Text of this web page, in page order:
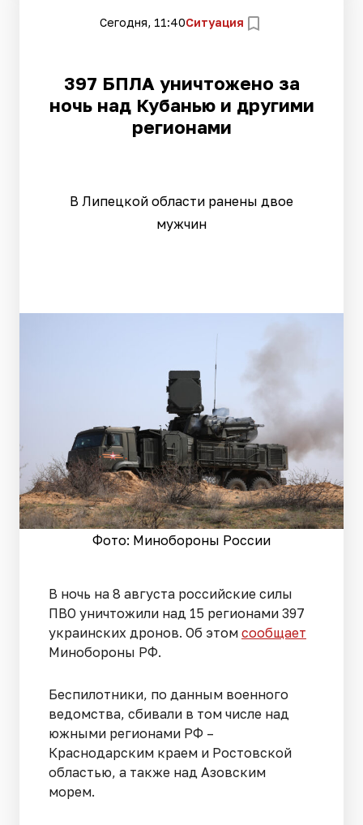
Сегодня, 11:40Ситуация
397 БПЛА уничтожено за
ночь над Кубанью и другими
регионами
В Липецкой области ранены двое
мужчин
Фото: Минобороны России
В ночь на 8 августа российские силы
ПВО уничтожили над 15 регионами 397
украинских дронов. Об этом сообщает
Минобороны РФ.
Беспилотники, по данным военного
ведомства, сбивали в том числе над
южными регионами РФ –
Краснодарским краем и Ростовской
областью, а также над Азовским
морем.